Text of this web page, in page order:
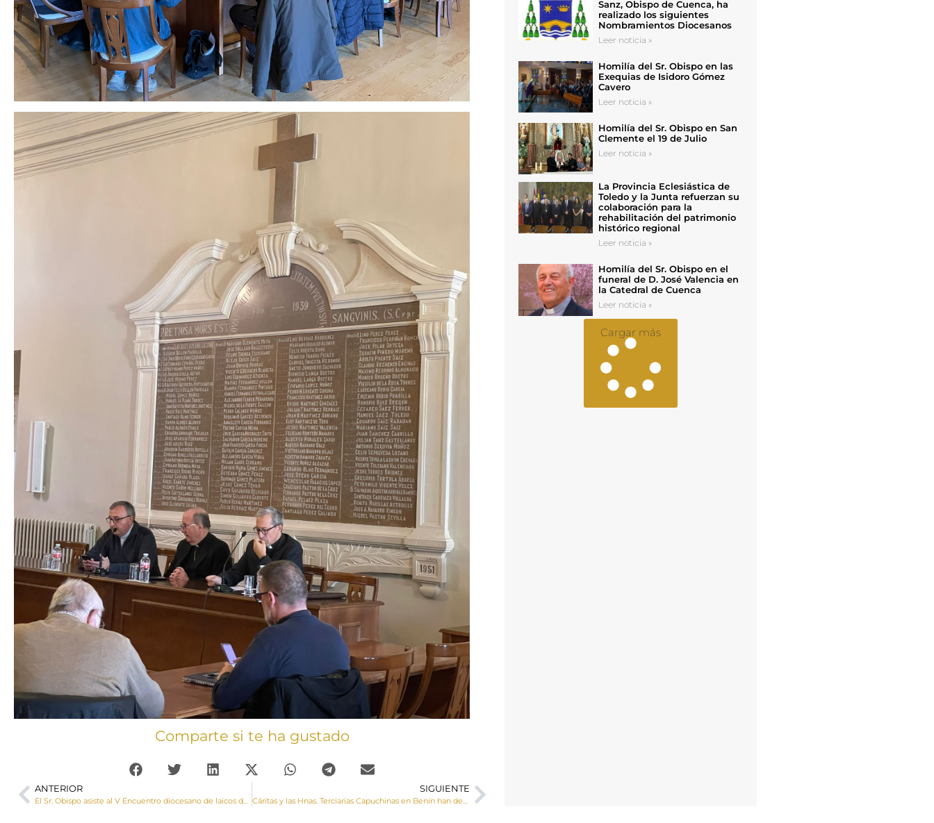
Comparte si te ha gustado
ANTERIOR
El Sr. Obispo asiste al V Encuentro diocesano de laicos de Parroquia, “Nuestra identidad como Iglesia”
SIGUIENTE
Cáritas y las Hnas. Terciarias Capuchinas en Benín han desarrollado un proyecto de Cooperación Internacional para fortalecer la formación de la mujer en el medio rural
Sanz, Obispo de Cuenca, ha
realizado los siguientes
Nombramientos Diocesanos
Leer noticia »
Homilía del Sr. Obispo en las
Exequias de Isidoro Gómez
Cavero
Leer noticia »
Homilía del Sr. Obispo en San
Clemente el 19 de Julio
Leer noticia »
La Provincia Eclesiástica de
Toledo y la Junta refuerzan su
colaboración para la
rehabilitación del patrimonio
histórico regional
Leer noticia »
Homilía del Sr. Obispo en el
funeral de D. José Valencia en
la Catedral de Cuenca
Leer noticia »
Cargar más